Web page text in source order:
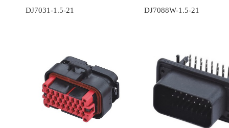
DJ7031-1.5-21 DJ7088W-1.5-21